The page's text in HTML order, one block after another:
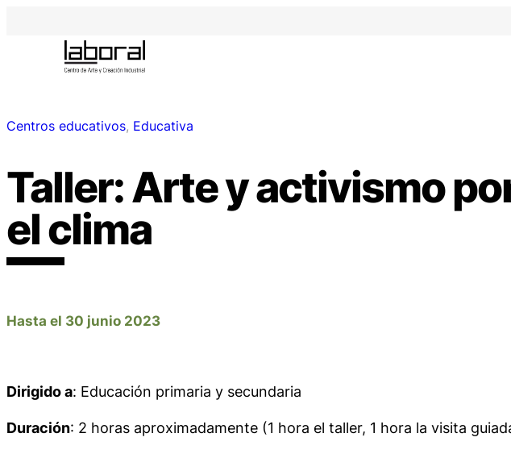
Centros educativos, Educativa
Taller: Arte y activismo
el clima
Hasta el 30 junio 2023
Dirigido a: Educación primaria y secundaria
Duración: 2 horas aproximadamente (1 hora el taller, 1 hora la visita